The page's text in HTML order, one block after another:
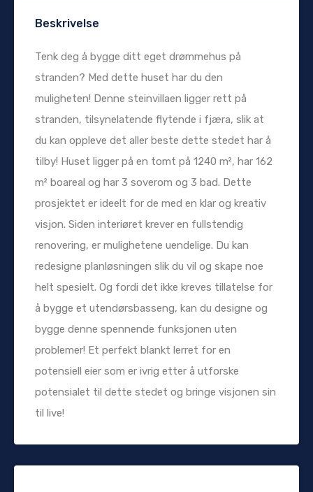
Beskrivelse
Tenk deg å bygge ditt eget drømmehus på
stranden? Med dette huset har du den
muligheten! Denne steinvillaen ligger rett på
stranden, tilsynelatende flytende i fjæra, slik at
du kan oppleve det aller beste dette stedet har å
tilby! Huset ligger på en tomt på 1240 m², har 162
m² boareal og har 3 soverom og 3 bad. Dette
prosjektet er ideelt for de med en klar og kreativ
visjon. Siden interiøret krever en fullstendig
renovering, er mulighetene uendelige. Du kan
redesigne planløsningen slik du vil og skape noe
helt spesielt. Og fordi det ikke kreves tillatelse for
å bygge et utendørsbasseng, kan du designe og
bygge denne spennende funksjonen uten
problemer! Et perfekt blankt lerret for en
potensiell eier som er ivrig etter å utforske
potensialet til dette stedet og bringe visjonen sin
til live!